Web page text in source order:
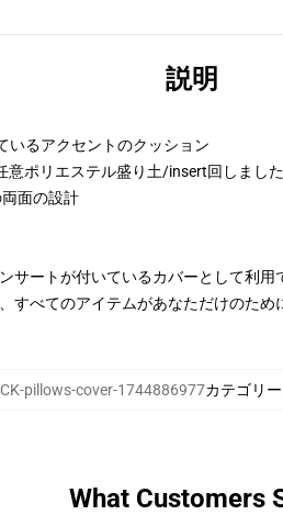
説明
いるアクセントのクッション
意ポリエステル盛り土/insert回しました
面の設計
サートが付いているカバーとして利用
すべてのアイテムがあなただけのた
pillows-cover-1744886977カテゴリー
What Customers